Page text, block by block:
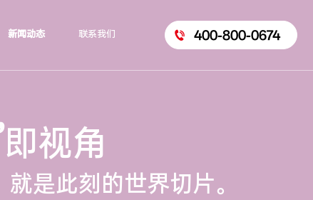
新闻动态 联系我们 400-800-0674
即视角
是此刻的世界切片。